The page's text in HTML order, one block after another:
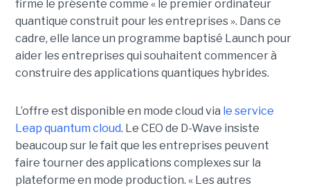
firme le présente comme « le premier ordinateur
quantique construit pour les entreprises ». Dans ce
cadre, elle lance un programme baptisé Launch pour
aider les entreprises qui souhaitent commencer à
construire des applications quantiques hybrides.
L’offre est disponible en mode cloud via le service
Leap quantum cloud. Le CEO de D-Wave insiste
beaucoup sur le fait que les entreprises peuvent
faire tourner des applications complexes sur la
plateforme en mode production. « Les autres